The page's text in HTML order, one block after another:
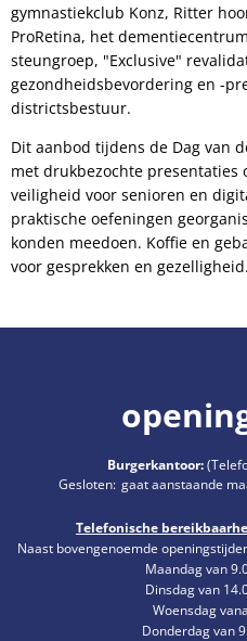
gymnastiekclub Konz, Ritter
ProRetina, het
steungroep, "Exclusive"
gezondheidsbevordering en -
districtsbestuur.
Dit aanbod tijdens de Dag van
met drukbezochte presentaties
veiligheid voor senioren en
praktische oefeningen
konden meedoen. Koffie en
voor gesprekken en gezelligheid.
Burgerkantoor:
Klik om extra openings- of
Gesloten: gaat aanstaande
Telefonische
Naast bovengenoemde
Maandag van
Dinsdag van
Woensdag
Donderdag van